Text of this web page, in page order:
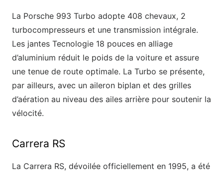
La Porsche 993 Turbo adopte 408 chevaux, 2
turbocompresseurs et une transmission intégrale.
Les jantes Tecnologie 18 pouces en alliage
d’aluminium réduit le poids de la voiture et assure
une tenue de route optimale. La Turbo se présente,
par ailleurs, avec un aileron biplan et des grilles
d’aération au niveau des ailes arrière pour soutenir la
vélocité.
Carrera RS
La Carrera RS, dévoilée officiellement en 1995, a été